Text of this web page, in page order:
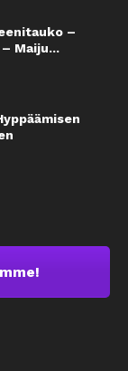
–
Maiju...